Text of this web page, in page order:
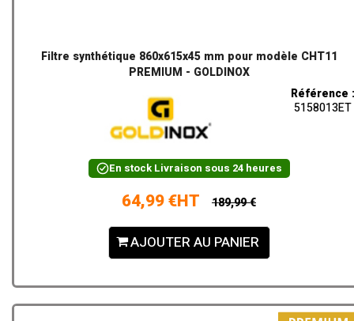
Filtre synthétique 860x615x45 mm pour modèle CHT11
PREMIUM - GOLDINOX
Référence :
5158013ET
En stockLivraison sous 24 heures
64,99 €HT 189,99 €
AJOUTER AU PANIER